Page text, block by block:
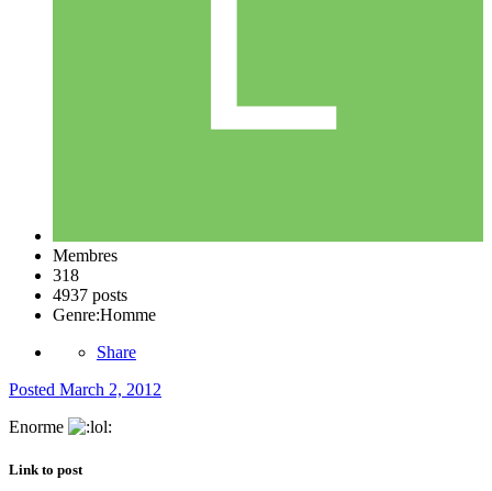
Membres
318
4937 posts
Genre:Homme
Share
Posted March 2, 2012
Enorme
Link to post